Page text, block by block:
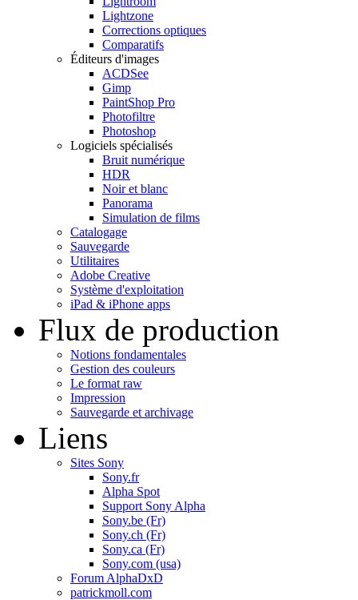
Lightzone
Corrections optiques
Comparatifs
Éditeurs d'images
ACDSee
Gimp
PaintShop Pro
Photofiltre
Photoshop
Logiciels spécialisés
Bruit numérique
HDR
Noir et blanc
Panorama
Simulation de films
Catalogage
Sauvegarde
Utilitaires
Adobe Creative
Système d'exploitation
iPad & iPhone apps
Flux de production
Notions fondamentales
Gestion des couleurs
Le format raw
Impression
Sauvegarde et archivage
Liens
Sites Sony
Sony.fr
Alpha Spot
Support Sony Alpha
Sony.be (Fr)
Sony.ch (Fr)
Sony.ca (Fr)
Sony.com (usa)
Forum AlphaDxD
patrickmoll.com